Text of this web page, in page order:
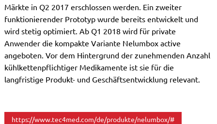
Märkte in Q2 2017 erschlossen werden. Ein zweiter
funktionierender Prototyp wurde bereits entwickelt und
wird stetig optimiert. Ab Q1 2018 wird für private
Anwender die kompakte Variante Nelumbox active
angeboten. Vor dem Hintergrund der zunehmenden Anzahl
kühlkettenpflichtiger Medikamente ist sie für die
langfristige Produkt- und Geschäftsentwicklung relevant.
https://www.tec4med.com/de/produkte/nelumbox/#